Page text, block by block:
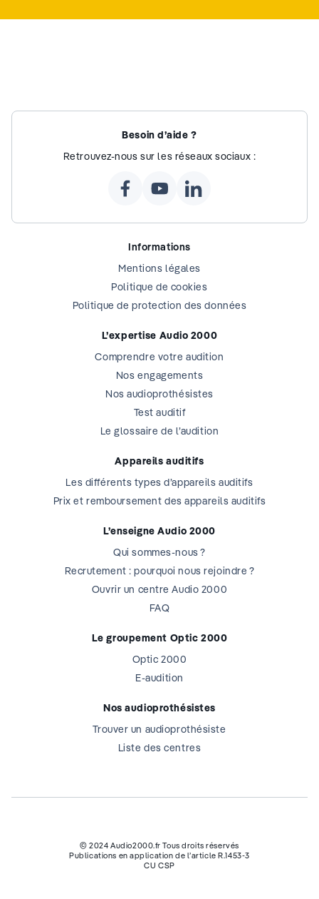
Besoin d’aide ?
Retrouvez-nous sur les réseaux sociaux :
Informations
Mentions légales
Politique de cookies
Politique de protection des données
L’expertise Audio 2000
Comprendre votre audition
Nos engagements
Nos audioprothésistes
Test auditif
Le glossaire de l’audition
Appareils auditifs
Les différents types d’appareils auditifs
Prix et remboursement des appareils auditifs
L’enseigne Audio 2000
Qui sommes-nous ?
Recrutement : pourquoi nous rejoindre ?
Ouvrir un centre Audio 2000
FAQ
Le groupement Optic 2000
Optic 2000
E-audition
Nos audioprothésistes
Trouver un audioprothésiste
Liste des centres
© 2024 Audio2000.fr Tous droits réservés
Publications en application de l’article R.1453-3
CU CSP